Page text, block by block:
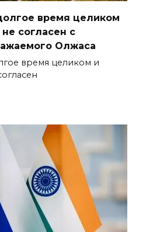
время целиком
согласен с
Олжаса
время целиком и